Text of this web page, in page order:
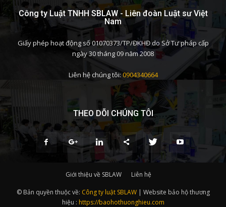
Công ty Luật TNHH SBLAW - Liên đoàn Luật sư Việt
Nam
Giấy phép hoạt động số 01070373/TP/ĐKHĐ do Sở Tư pháp cấp
ngày 30 tháng 09 năm 2008
Liên hệ chúng tôi: 0904340664
THEO DÕI CHÚNG TÔI
Giới thiệu về SBLAW Liên hệ
© Bản quyền thuộc về: Công ty luật SBLAW| Website bảo hộ thương
hiệu : https://baohothuonghieu.com